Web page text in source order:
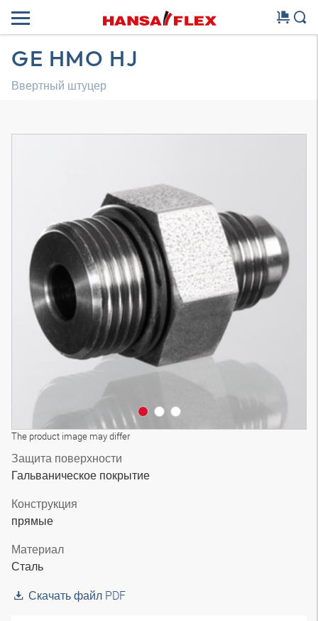
GE HMO HJ
Ввертный штуцер
The product image may differ
Трехмерная модель
Защита поверхности
Гальваническое покрытие
Конструкция
прямые
Материал
Сталь
Скачать файл PDF